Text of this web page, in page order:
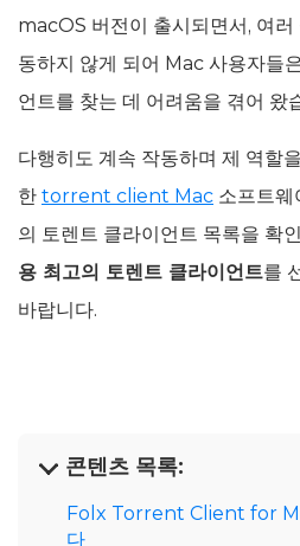
macOS 버전이 출시되면서, 여
동하지 않게 되어 Mac 사용자들
언트를 찾는 데 어려움을 겪어 왔
다행히도 계속 작동하며 제 역할
한 torrent client Mac 소프트웨
의 토렌트 클라이언트 목록을 확
용 최고의 토렌트 클라이언트를
바랍니다.
콘텐츠 목록:
Folx Torrent Client for
다